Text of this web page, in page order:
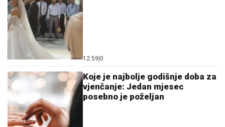
12:59|0
Koje je najbolje godišnje doba za
vjenčanje: Jedan mjesec
posebno je poželjan